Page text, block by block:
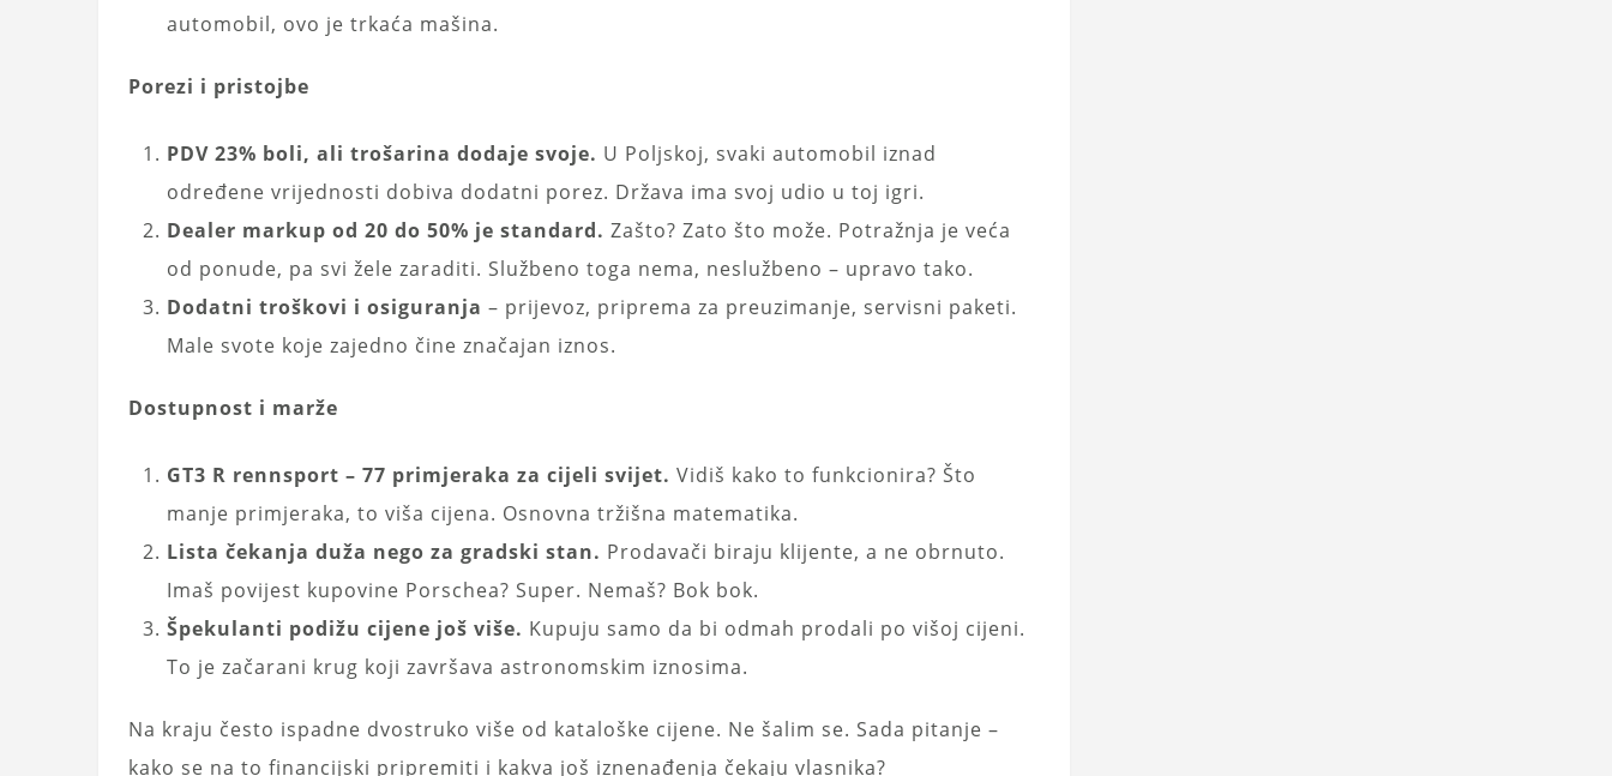
automobil, ovo je trkaća mašina.
Porezi i pristojbe
PDV 23% boli, ali trošarina dodaje svoje. U Poljskoj, svaki automobil iznad
određene vrijednosti dobiva dodatni porez. Država ima svoj udio u toj igri.
Dealer markup od 20 do 50% je standard. Zašto? Zato što može. Potražnja je veća
od ponude, pa svi žele zaraditi. Službeno toga nema, neslužbeno – upravo tako.
Dodatni troškovi i osiguranja – prijevoz, priprema za preuzimanje, servisni paketi.
Male svote koje zajedno čine značajan iznos.
Dostupnost i marže
GT3 R rennsport – 77 primjeraka za cijeli svijet. Vidiš kako to funkcionira? Što
manje primjeraka, to viša cijena. Osnovna tržišna matematika.
Lista čekanja duža nego za gradski stan. Prodavači biraju klijente, a ne obrnuto.
Imaš povijest kupovine Porschea? Super. Nemaš? Bok bok.
Špekulanti podižu cijene još više. Kupuju samo da bi odmah prodali po višoj cijeni.
To je začarani krug koji završava astronomskim iznosima.
Na kraju često ispadne dvostruko više od kataloške cijene. Ne šalim se. Sada pitanje –
kako se na to financijski pripremiti i kakva još iznenađenja čekaju vlasnika?